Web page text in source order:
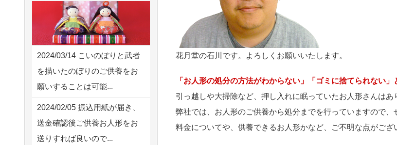
花月堂の石川です。よろしくお願いいたします。
「お人形の処分の方法がわからない」「ゴミに捨てられない」
引っ越しや大掃除など、押し入れに眠っていたお人形さんはあ
弊社では、お人形のご供養から処分までを行っていますので、
料金についてや、供養できるお人形かなど、ご不明な点がござ
2026/08/02 10:39
神奈川の方からお申込み
2026/08/02 09:15
神奈川の方からお申込み
2026/08/02 06:46
相模原の方からお申込み
2026/08/01 19:28
東京都の方からお申込み
2026/08/02 NEW
祖母の人形
供養の際も利用させていただ
き安心感がある
お人形の仕
分けなども丁寧に行う様子か
ら、大切...
供養の内容（料金
や送り方等）がとても丁寧に
2024/03/14 こいのぼりと武者
を描いたのぼりのご供養をお
願いすることは可能...
2024/02/05 振込用紙が届き、
送金確認後ご供養お人形をお
送りすれば良いので...